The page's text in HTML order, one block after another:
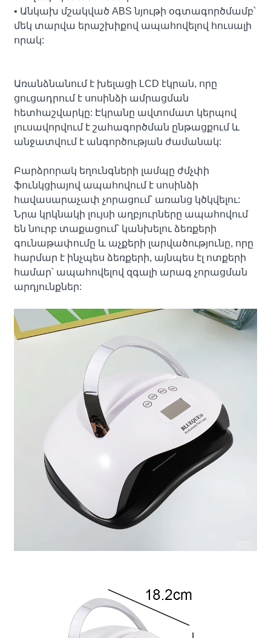
• Անկախ մշակված ABS նյութի օգտագործմամբ՝
մեկ տարվա երաշխիքով ապահովելով հուսալի
որակ:
Առանձնանում է խելացի LCD էկրան, որը
ցուցադրում է սոսինձի ամրացման
հետհաշվարկը: Էկրանը ավտոմատ կերպով
լուսավորվում է շահագործման ընթացքում և
անջատվում է անգործության ժամանակ:
Բարձրորակ եղունգների լամպը ժմչփի
ֆունկցիայով ապահովում է սոսինձի
հավասարաչափ չորացում՝ առանց կծկվելու:
Նրա կրկնակի լույսի աղբյուրները ապահովում
են նուրբ տաքացում՝ կանխելու ձեռքերի
գունաթափումը և աչքերի լարվածությունը, որը
հարմար է ինչպես ձեռքերի, այնպես էլ ոտքերի
համար՝ ապահովելով զգալի արագ չորացման
արդյունքներ: